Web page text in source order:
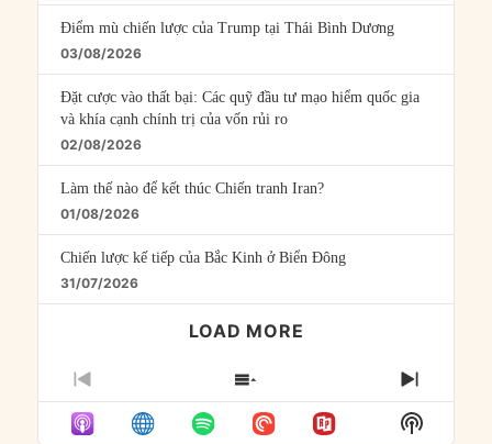
Điểm mù chiến lược của Trump tại Thái Bình Dương
03/08/2026
Đặt cược vào thất bại: Các quỹ đầu tư mạo hiểm quốc gia
và khía cạnh chính trị của vốn rủi ro
02/08/2026
Làm thế nào để kết thúc Chiến tranh Iran?
01/08/2026
Chiến lược kế tiếp của Bắc Kinh ở Biển Đông
31/07/2026
LOAD MORE
PREVIOUS
EPISODE
SHOW
EPISODES
LIST
NEXT
Show